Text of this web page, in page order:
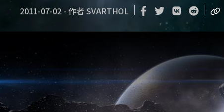
2011-07-02 - 作者 SVARTHOL